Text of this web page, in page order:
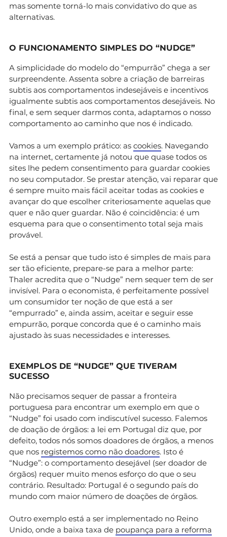
mas somente torná-lo mais convidativo do que as
alternativas.
O FUNCIONAMENTO SIMPLES DO “NUDGE”
A simplicidade do modelo do “empurrão” chega a ser
surpreendente. Assenta sobre a criação de barreiras
subtis aos comportamentos indesejáveis e incentivos
igualmente subtis aos comportamentos desejáveis. No
final, e sem sequer darmos conta, adaptamos o nosso
comportamento ao caminho que nos é indicado.
Vamos a um exemplo prático: as cookies. Navegando
na internet, certamente já notou que quase todos os
sites lhe pedem consentimento para guardar cookies
no seu computador. Se prestar atenção, vai reparar que
é sempre muito mais fácil aceitar todas as cookies e
avançar do que escolher criteriosamente aquelas que
quer e não quer guardar. Não é coincidência: é um
esquema para que o consentimento total seja mais
provável.
Se está a pensar que tudo isto é simples de mais para
ser tão eficiente, prepare-se para a melhor parte:
Thaler acredita que o “Nudge” nem sequer tem de ser
invisível. Para o economista, é perfeitamente possível
um consumidor ter noção de que está a ser
“empurrado” e, ainda assim, aceitar e seguir esse
empurrão, porque concorda que é o caminho mais
ajustado às suas necessidades e interesses.
EXEMPLOS DE “NUDGE” QUE TIVERAM
SUCESSO
Não precisamos sequer de passar a fronteira
portuguesa para encontrar um exemplo em que o
“Nudge” foi usado com indiscutível sucesso. Falemos
de doação de órgãos: a lei em Portugal diz que, por
defeito, todos nós somos doadores de órgãos, a menos
que nos registemos como não doadores. Isto é
“Nudge”: o comportamento desejável (ser doador de
órgãos) requer muito menos esforço do que o seu
contrário. Resultado: Portugal é o segundo país do
mundo com maior número de doações de órgãos.
Outro exemplo está a ser implementado no Reino
Unido, onde a baixa taxa de poupança para a reforma